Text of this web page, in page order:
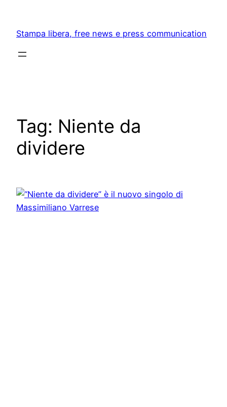
content
Stampa libera, free news e press communication
Tag: Niente da
dividere